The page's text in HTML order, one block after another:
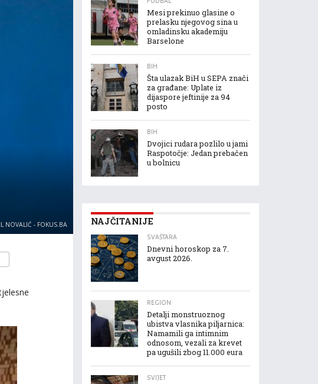
NOVALIĆ - FOKUS.BA
Mesi prekinuo glasine o
prelasku njegovog sina u
omladinsku akademiju
Barselone
BIH
Šta ulazak BiH u SEPA znači
za građane: Uplate iz
dijaspore jeftinije za 94
posto
BIH
Dvojici rudara pozlilo u jami
Raspotočje: Jedan prebačen
u bolnicu
NAJČITANIJE
SVAŠTARA
Dnevni horoskop za 7.
avgust 2026.
REGION
Detalji monstruoznog
ubistva vlasnika piljarnica:
Namamili ga intimnim
odnosom, vezali za krevet
pa ugušili zbog 11.000 eura
SVIJET